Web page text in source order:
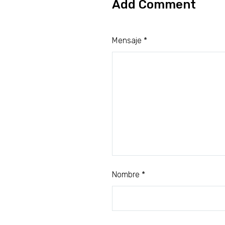
Add Comment
Mensaje *
Nombre *